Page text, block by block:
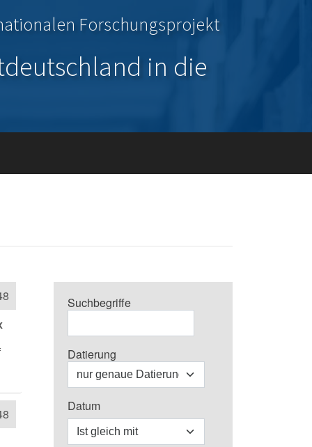
Forschungsprojekt
in die
Suchbegriffe
Datierung
Datum
Operator